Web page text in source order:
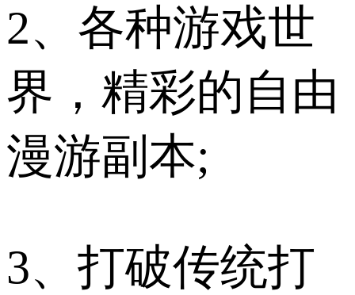
2、各种游戏世
界，精彩的自由
漫游副本;
3、打破传统打